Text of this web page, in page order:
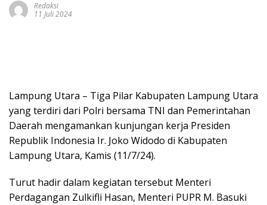
Redaksi
11 Juli 2024
Lampung Utara – Tiga Pilar Kabupaten Lampung Utara
yang terdiri dari Polri bersama TNI dan Pemerintahan
Daerah mengamankan kunjungan kerja Presiden
Republik Indonesia Ir. Joko Widodo di Kabupaten
Lampung Utara, Kamis (11/7/24).
Turut hadir dalam kegiatan tersebut Menteri
Perdagangan Zulkifli Hasan, Menteri PUPR M. Basuki